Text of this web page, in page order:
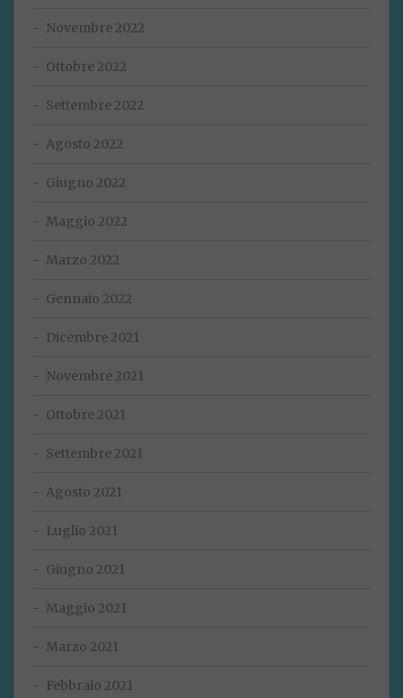
Novembre 2022
Ottobre 2022
Settembre 2022
Agosto 2022
Giugno 2022
Maggio 2022
Marzo 2022
Gennaio 2022
Dicembre 2021
Novembre 2021
Ottobre 2021
Settembre 2021
Agosto 2021
Luglio 2021
Giugno 2021
Maggio 2021
Marzo 2021
Febbraio 2021